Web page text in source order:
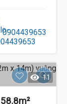
0904439653
11